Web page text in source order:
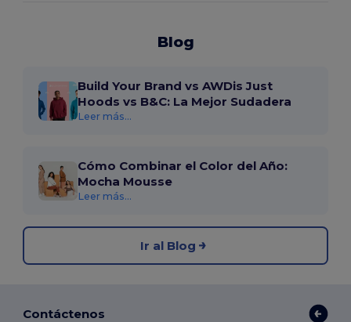
Blog
Build Your Brand vs AWDis Just
Hoods vs B&C: La Mejor Sudadera
Leer más...
Cómo Combinar el Color del Año:
Mocha Mousse
Leer más...
Ir al Blog
Contáctenos